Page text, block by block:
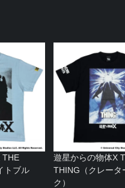
THE
トブル
遊星からの物体X
THING（クレータ
ク）